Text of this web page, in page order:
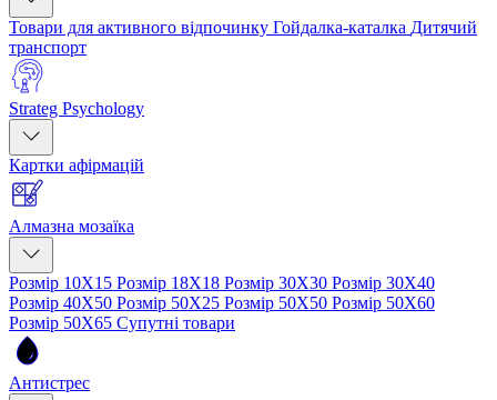
Товари для активного відпочинку Гойдалка-каталка Дитячий
транспорт
Strateg Psychology
Картки афірмацій
Алмазна мозаїка
Розмір 10Х15 Розмір 18Х18 Розмір 30Х30 Розмір 30Х40
Розмір 40Х50 Розмір 50Х25 Розмір 50Х50 Розмір 50Х60
Розмір 50Х65 Супутні товари
Антистрес